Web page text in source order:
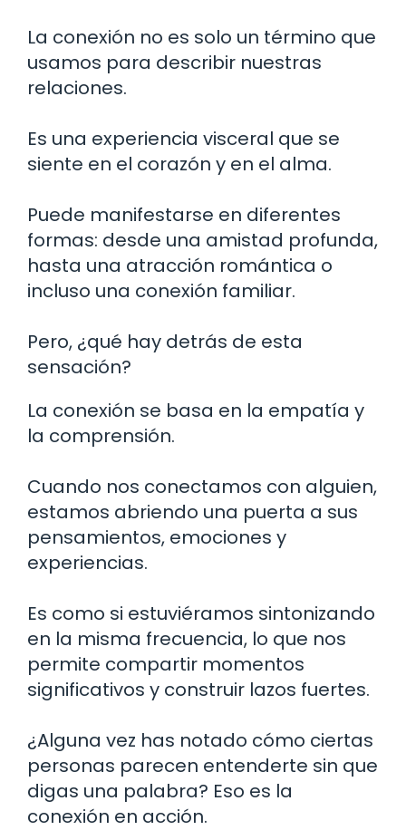
La conexión no es solo un término que
usamos para describir nuestras
relaciones.
Es una experiencia visceral que se
siente en el corazón y en el alma.
Puede manifestarse en diferentes
formas: desde una amistad profunda,
hasta una atracción romántica o
incluso una conexión familiar.
Pero, ¿qué hay detrás de esta
sensación?
La conexión se basa en la empatía y
la comprensión.
Cuando nos conectamos con alguien,
estamos abriendo una puerta a sus
pensamientos, emociones y
experiencias.
Es como si estuviéramos sintonizando
en la misma frecuencia, lo que nos
permite compartir momentos
significativos y construir lazos fuertes.
¿Alguna vez has notado cómo ciertas
personas parecen entenderte sin que
digas una palabra? Eso es la
conexión en acción.